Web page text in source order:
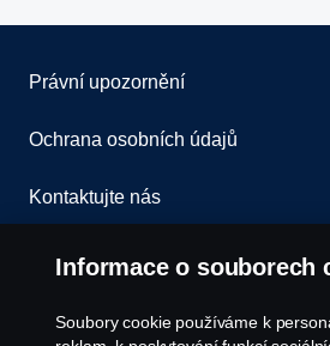
Právní upozornění
Ochrana osobních údajů
Kontaktujte nás
Všeobecné obchodní podmínky
Oznámení porušení předpisů
Informace o souborech
Soubory cookie používáme k